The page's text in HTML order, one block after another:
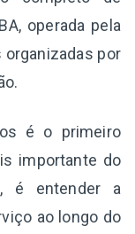
operada pela
organizadas por
é o primeiro
importante do
é entender a
ao longo do